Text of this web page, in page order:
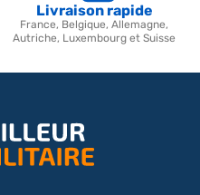
Livraison rapide
France, Belgique, Allemagne,
Autriche, Luxembourg et Suisse